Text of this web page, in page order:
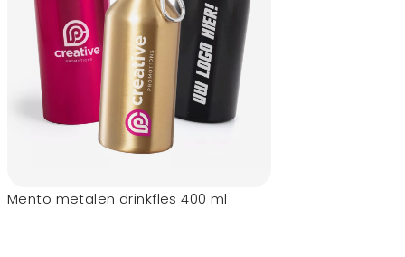
Mento metalen drinkfles 400 ml